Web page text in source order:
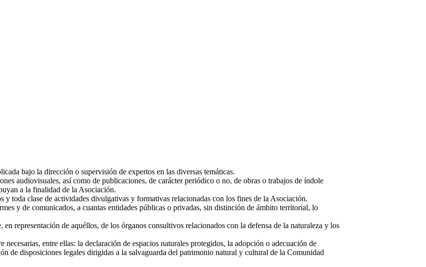
bajo la dirección o supervisión de expertos en las diversas temáticas.
audiovisuales, así como de publicaciones, de carácter periódico o no, de obras o trabajos de índole
a la finalidad de la Asociación.
y toda clase de actividades divulgativas y formativas relacionadas con los fines de la Asociación.
y de comunicados, a cuantas entidades públicas o privadas, sin distinción de ámbito territorial, lo
representación de aquéllos, de los órganos consultivos relacionados con la defensa de la naturaleza y los
entre ellas: la declaración de espacios naturales protegidos, la adopción o adecuación de
de disposiciones legales dirigidas a la salvaguarda del patrimonio natural y cultural de la Comunidad